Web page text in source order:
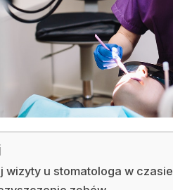
wizyty u stomatologa w czasie